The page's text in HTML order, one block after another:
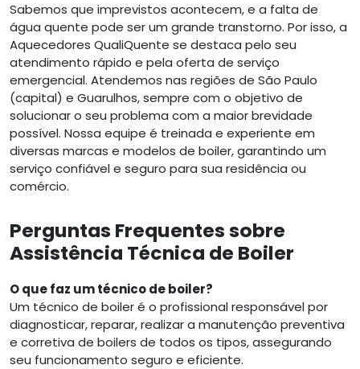
Sabemos que imprevistos acontecem, e a falta de
água quente pode ser um grande transtorno. Por isso, a
Aquecedores QualiQuente se destaca pelo seu
atendimento rápido e pela oferta de serviço
emergencial. Atendemos nas regiões de São Paulo
(capital) e Guarulhos, sempre com o objetivo de
solucionar o seu problema com a maior brevidade
possível. Nossa equipe é treinada e experiente em
diversas marcas e modelos de boiler, garantindo um
serviço confiável e seguro para sua residência ou
comércio.
Perguntas Frequentes sobre
Assistência Técnica de Boiler
O que faz um técnico de boiler?
Um técnico de boiler é o profissional responsável por
diagnosticar, reparar, realizar a manutenção preventiva
e corretiva de boilers de todos os tipos, assegurando
seu funcionamento seguro e eficiente.